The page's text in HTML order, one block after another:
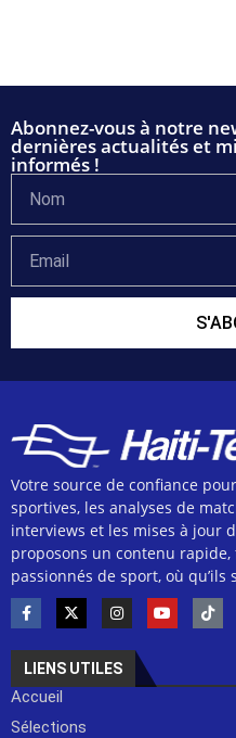
Abonnez-vous à notre
dernières actualités et
informés !
Votre source de confiance
sportives, les analyses de
interviews et les mises à jour
proposons un contenu
passionnés de sport, où qu’ils
LIENS UTILES
Accueil
Sélections